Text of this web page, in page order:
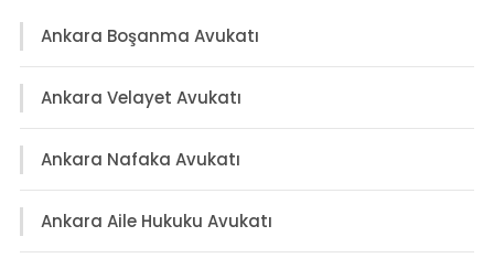
Ankara Boşanma Avukatı
Ankara Velayet Avukatı
Ankara Nafaka Avukatı
Ankara Aile Hukuku Avukatı